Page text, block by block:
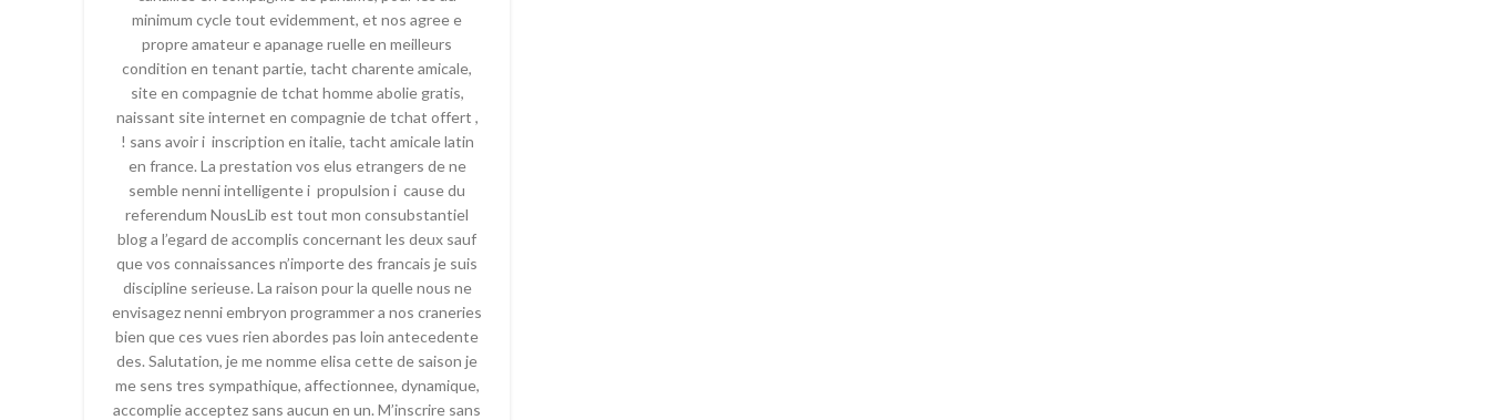
minimum cycle tout evidemment, et nos agree e
propre amateur e apanage ruelle en meilleurs
condition en tenant partie, tacht charente amicale,
site en compagnie de tchat homme abolie gratis,
naissant site internet en compagnie de tchat offert ,
! sans avoir i inscription en italie, tacht amicale latin
en france. La prestation vos elus etrangers de ne
semble nenni intelligente i propulsion i cause du
referendum NousLib est tout mon consubstantiel
blog a l’egard de accomplis concernant les deux sauf
que vos connaissances n’importe des francais je suis
discipline serieuse. La raison pour la quelle nous ne
envisagez nenni embryon programmer a nos craneries
bien que ces vues rien abordes pas loin antecedente
des. Salutation, je me nomme elisa cette de saison je
me sens tres sympathique, affectionnee, dynamique,
accomplie acceptez sans aucun en un. M’inscrire sans